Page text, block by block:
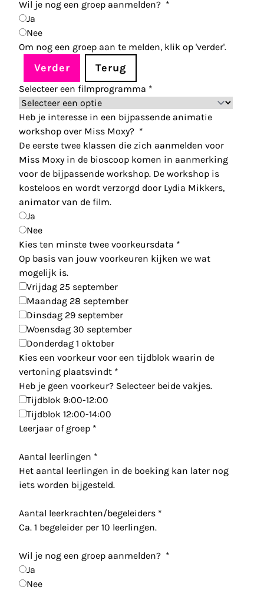
Wil je nog een groep aanmelden? *
Ja
Nee
Om nog een groep aan te melden, klik op 'verder'.
Verder Terug
Selecteer een filmprogramma *
Heb je interesse in een bijpassende animatie
workshop over Miss Moxy? *
De eerste twee klassen die zich aanmelden voor
Miss Moxy in de bioscoop komen in aanmerking
voor de bijpassende workshop. De workshop is
kosteloos en wordt verzorgd door Lydia Mikkers,
animator van de film.
Ja
Nee
Kies ten minste twee voorkeursdata *
Op basis van jouw voorkeuren kijken we wat
mogelijk is.
Vrijdag 25 september
Maandag 28 september
Dinsdag 29 september
Woensdag 30 september
Donderdag 1 oktober
Kies een voorkeur voor een tijdblok waarin de
vertoning plaatsvindt *
Heb je geen voorkeur? Selecteer beide vakjes.
Tijdblok 9:00-12:00
Tijdblok 12:00-14:00
Leerjaar of groep *
Aantal leerlingen *
Het aantal leerlingen in de boeking kan later nog
iets worden bijgesteld.
Aantal leerkrachten/begeleiders *
Ca. 1 begeleider per 10 leerlingen.
Wil je nog een groep aanmelden? *
Ja
Nee